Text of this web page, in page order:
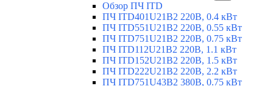
Обзор ПЧ ITD
ПЧ ITD401U21B2 220В, 0.4 кВт
ПЧ ITD551U21B2 220В, 0.55 кВт
ПЧ ITD751U21B2 220В, 0.75 кВт
ПЧ ITD112U21B2 220В, 1.1 кВт
ПЧ ITD152U21B2 220В, 1.5 кВт
ПЧ ITD222U21B2 220В, 2.2 кВт
ПЧ ITD751U43B2 380В, 0.75 кВт